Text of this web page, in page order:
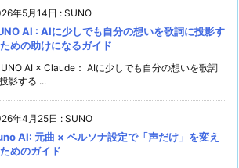
年5月14日 : SUNO
AI : AIに少しでも自分の想いを歌詞に投影す
めの助けになるガイド
AI × Claude： AIに少しでも自分の想いを歌詞
影する ...
年4月25日 : SUNO
AI: 元曲 × ペルソナ設定で「声だけ」を変え
めのガイド